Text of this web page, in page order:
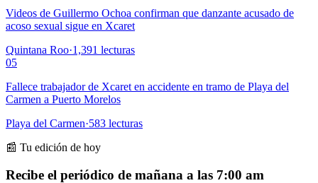
Videos de Guillermo Ochoa confirman que danzante acusado de
acoso sexual sigue en Xcaret
Quintana Roo·1,391 lecturas
05
Fallece trabajador de Xcaret en accidente en tramo de Playa del
Carmen a Puerto Morelos
Playa del Carmen·583 lecturas
📰 Tu edición de hoy
Recibe el periódico de mañana a las 7:00 am